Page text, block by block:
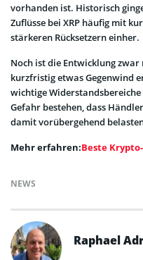
vorhanden ist. Historisch
Zuflüsse bei XRP häufig mit
stärkeren Rücksetzern einher.
Noch ist die Entwicklung
kurzfristig etwas Gegenwind
wichtige
Gefahr bestehen, dass
damit vorübergehend
Mehr erfahren:Beste
NEWS
Raphael